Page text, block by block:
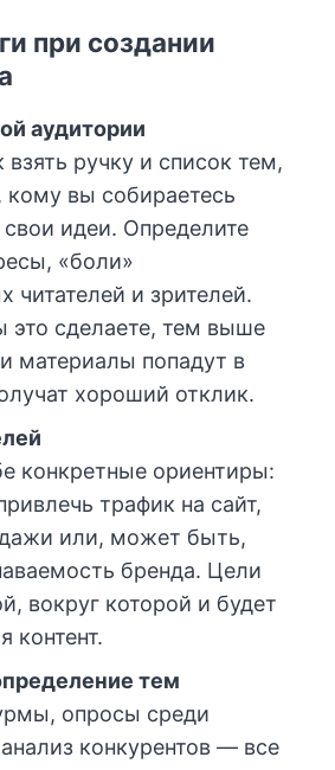
при создании
аудитории
ручку и список тем,
кому вы собираетесь
свои идеи. Определите
«боли»
читателей и зрителей.
это сделаете, тем выше
материалы попадут в
хороший отклик.
конкретные ориентиры:
трафик на сайт,
или, может быть,
бренда. Цели
вокруг которой и будет
контент.
тем
опросы среди
конкурентов — все